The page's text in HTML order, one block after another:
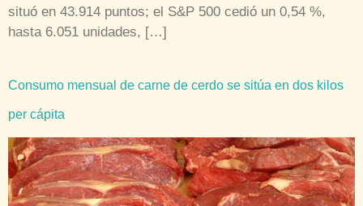
situó en 43.914 puntos; el S&P 500 cedió un 0,54 %,
hasta 6.051 unidades, […]
Consumo mensual de carne de cerdo se sitúa en dos kilos
per cápita